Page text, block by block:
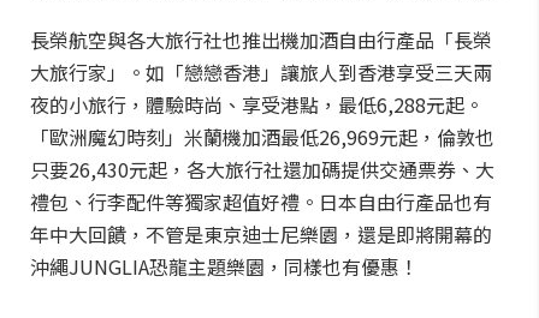
長榮航空與各大旅行社也推出機加酒自由行產品「長榮
大旅行家」。如「戀戀香港」讓旅人到香港享受三天兩
夜的小旅行，體驗時尚、享受港點，最低6,288元起。
「歐洲魔幻時刻」米蘭機加酒最低26,969元起，倫敦也
只要26,430元起，各大旅行社還加碼提供交通票券、大
禮包、行李配件等獨家超值好禮。日本自由行產品也有
年中大回饋，不管是東京迪士尼樂園，還是即將開幕的
沖繩JUNGLIA恐龍主題樂園，同樣也有優惠！